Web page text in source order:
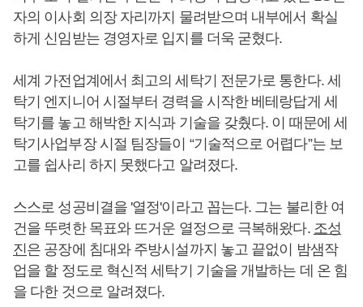
자의 이사회 의장 자리까지 물려받으며 내부에서 확실
하게 신임받는 경영자로 입지를 더욱 굳혔다.
세계 가전업계에서 최고의 세탁기 전문가로 통한다. 세
탁기 엔지니어 시절부터 경력을 시작한 베테랑답게 세
탁기를 놓고 해박한 지식과 기술을 갖췄다. 이 때문에 세
탁기사업부장 시절 팀장들이 “기술적으로 어렵다”는 보
고를 쉽사리 하지 못했다고 알려졌다.
스스로 성공비결을 '열정'이라고 꼽는다. 그는 불리한 여
건을 뚜렷한 목표와 뜨거운 열정으로 극복해왔다. 조성
진은 공장에 침대와 주방시설까지 놓고 끝없이 밤샘작
업을 할 정도로 혁신적 세탁기 기술을 개발하는 데 온 힘
을 다한 것으로 알려졌다.